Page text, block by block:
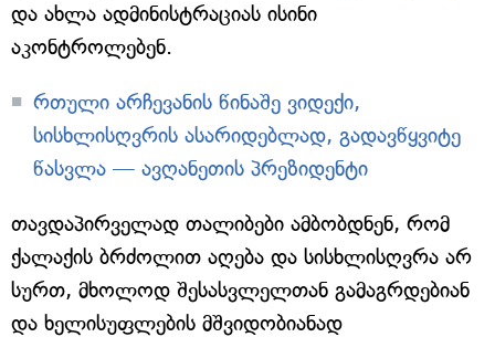
და ახლა ადმინისტრაციას ისინი
აკონტროლებენ.
რთული არჩევანის წინაშე ვიდექი,
სისხლისღვრის ასარიდებლად, გადავწყვიტე
წასვლა — ავღანეთის პრეზიდენტი
თავდაპირველად თალიბები ამბობდნენ, რომ
ქალაქის ბრძოლით აღება და სისხლისღვრა არ
სურთ, მხოლოდ შესასვლელთან გამაგრდებიან
და ხელისუფლების მშვიდობიანად